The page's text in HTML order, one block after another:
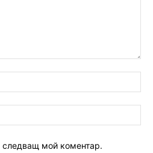
следващ мой коментар.